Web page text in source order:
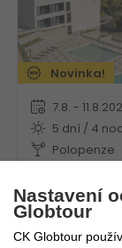
Novinka!
7.8. -
5 dní / 4
Polopenze
Nastavení
Globtour
CK Globtour